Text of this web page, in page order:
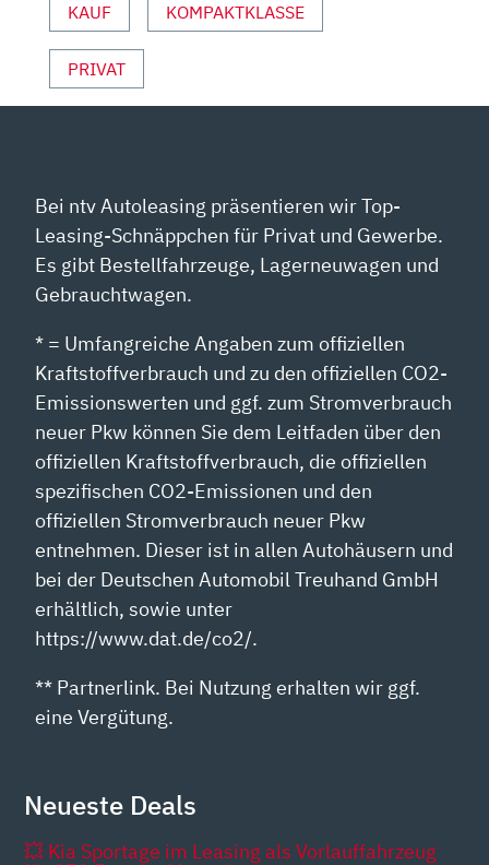
VON
YOUTUBE
ANZEIGEN
KAUF KOMPAKTKLASSE
PRIVAT
Bei ntv Autoleasing präsentieren wir Top-
Leasing-Schnäppchen für Privat und Gewerbe.
Es gibt Bestellfahrzeuge, Lagerneuwagen und
Gebrauchtwagen.
* = Umfangreiche Angaben zum offiziellen
Kraftstoffverbrauch und zu den offiziellen CO2-
Emissionswerten und ggf. zum Stromverbrauch
neuer Pkw können Sie dem Leitfaden über den
offiziellen Kraftstoffverbrauch, die offiziellen
spezifischen CO2-Emissionen und den
offiziellen Stromverbrauch neuer Pkw
entnehmen. Dieser ist in allen Autohäusern und
bei der Deutschen Automobil Treuhand GmbH
erhältlich, sowie unter
https://www.dat.de/co2/.
** Partnerlink. Bei Nutzung erhalten wir ggf.
eine Vergütung.
Neueste Deals
💥 Kia Sportage im Leasing als Vorlauffahrzeug